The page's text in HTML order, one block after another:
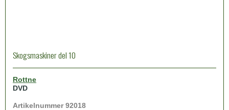
Skogsmaskiner del 10
Rottne
DVD
Artikelnummer 92018